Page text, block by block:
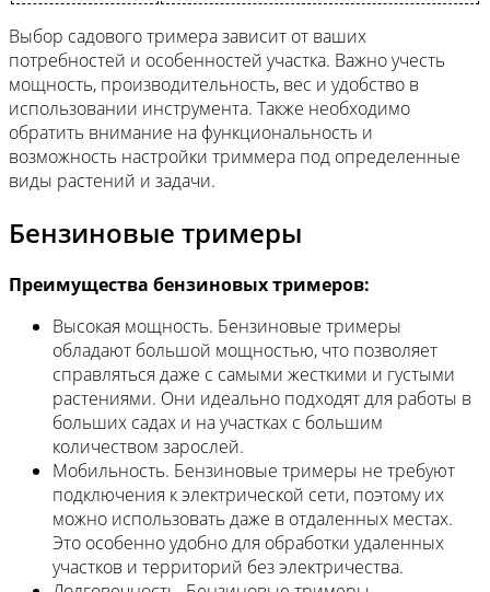
Выбор садового тримера зависит от ваших
потребностей и особенностей участка. Важно учесть
мощность, производительность, вес и удобство в
использовании инструмента. Также необходимо
обратить внимание на функциональность и
возможность настройки триммера под определенные
виды растений и задачи.
Бензиновые тримеры
Преимущества бензиновых тримеров:
Высокая мощность. Бензиновые тримеры
обладают большой мощностью, что позволяет
справляться даже с самыми жесткими и густыми
растениями. Они идеально подходят для работы в
больших садах и на участках с большим
количеством зарослей.
Мобильность. Бензиновые тримеры не требуют
подключения к электрической сети, поэтому их
можно использовать даже в отдаленных местах.
Это особенно удобно для обработки удаленных
участков и территорий без электричества.